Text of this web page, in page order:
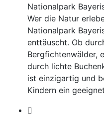
Nationalpark
Wer die Natur
Nationalpark
enttäuscht. Ob
Bergfichtenwälder,
durch lichte
ist einzigartig und
Kindern ein